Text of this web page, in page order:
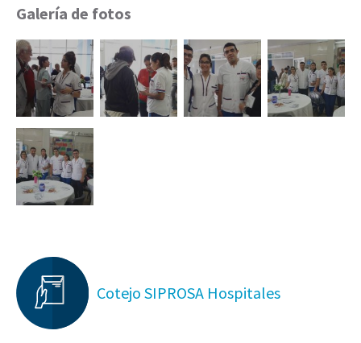
Galería de fotos
Cotejo SIPROSA Hospitales